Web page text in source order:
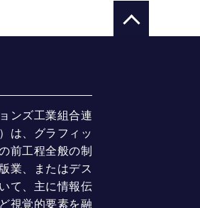
ンズ工業組合連
は、グラフィッ
前工程全般の制
業、またはデス
て、主に情報伝
視覚的要素を融